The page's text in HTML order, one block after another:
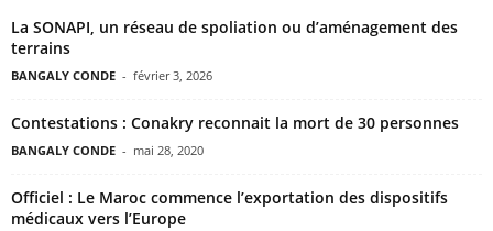
La SONAPI, un réseau de spoliation ou d’aménagement des
terrains
BANGALY CONDE - février 3, 2026
Contestations : Conakry reconnait la mort de 30 personnes
BANGALY CONDE - mai 28, 2020
Officiel : Le Maroc commence l’exportation des dispositifs
médicaux vers l’Europe